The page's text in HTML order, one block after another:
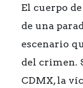
El cuerpo
de una
escenario
del crimen.
CDMX, la